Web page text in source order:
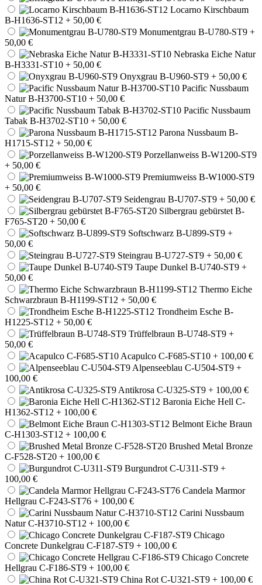
Locarno Kirschbaum
B-H1636-ST12 + 50,00 €
Monumentgrau B-U780-ST9 +
50,00 €
Nebraska Eiche Natur
B-H3331-ST10 + 50,00 €
Onyxgrau B-U960-ST9 + 50,00 €
Pacific Nussbaum
Natur B-H3700-ST10 + 50,00 €
Pacific Nussbaum
Tabak B-H3702-ST10 + 50,00 €
Parona Nussbaum B-
H1715-ST12 + 50,00 €
Porzellanweiss B-W1200-ST9
+ 50,00 €
Premiumweiss B-W1000-ST9
+ 50,00 €
Seidengrau B-U707-ST9 + 50,00 €
Silbergrau gebürstet B-
F765-ST20 + 50,00 €
Softschwarz B-U899-ST9 +
50,00 €
Steingrau B-U727-ST9 + 50,00 €
Taupe Dunkel B-U740-ST9 +
50,00 €
Thermo Eiche
Schwarzbraun B-H1199-ST12 + 50,00 €
Trondheim Esche B-
H1225-ST12 + 50,00 €
Trüffelbraun B-U748-ST9 +
50,00 €
Acapulco C-F685-ST10 + 100,00 €
Alpenseeblau C-U504-ST9 +
100,00 €
Antikrosa C-U325-ST9 + 100,00 €
Baronia Eiche Hell C-
H1362-ST12 + 100,00 €
Belmont Eiche Braun
C-H1303-ST12 + 100,00 €
Brushed Metal Bronze
C-F528-ST20 + 100,00 €
Burgundrot C-U311-ST9 +
100,00 €
Candela Marmor
Hellgrau C-F243-ST76 + 100,00 €
Carini Nussbaum
Natur C-H3710-ST12 + 100,00 €
Chicago
Concrete Dunkelgrau C-F187-ST9 + 100,00 €
Chicago Concrete
Hellgrau C-F186-ST9 + 100,00 €
China Rot C-U321-ST9 + 100,00 €